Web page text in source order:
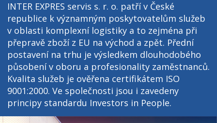
INTER EXPRES servis s. r. o. patří v České
republice k významným poskytovatelům služeb
v oblasti komplexní logistiky a to zejména při
přepravě zboží z EU na východ a zpět. Přední
postavení na trhu je výsledkem dlouhodobého
působení v oboru a profesionality zaměstnanců.
Kvalita služeb je ověřena certifikátem ISO
9001:2000. Ve společnosti jsou i zavedeny
principy standardu Investors in People.